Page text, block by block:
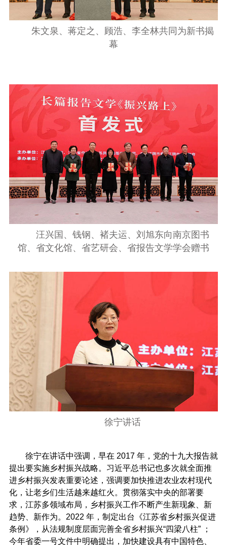
朱文泉、蒋定之、顾浩、李全林共同为新书揭
幕
汪兴国 、 钱钢 、 褚夫运、 刘旭东向南京图书
馆、省文化馆、省艺研会、省报告文学学会赠书
徐宁讲话
徐宁在讲话中强调，早在 2017 年，党的十九大报告就
提出要实施乡村振兴战略。习近平总书记也多次就全面推
进乡村振兴发表重要论述，强调要加快推进农业农村现代
化，让老乡们生活越来越红火。贯彻落实中央的部署要
求，江苏多领域布局，乡村振兴工作不断产生新现象、新
趋势、新作为。2022 年，制定出台《江苏省乡村振兴促进
条例》，从法规制度层面完善全省乡村振兴“四梁八柱” ；
今年省委一号文件中明确提出，加快建设具有中国特色、